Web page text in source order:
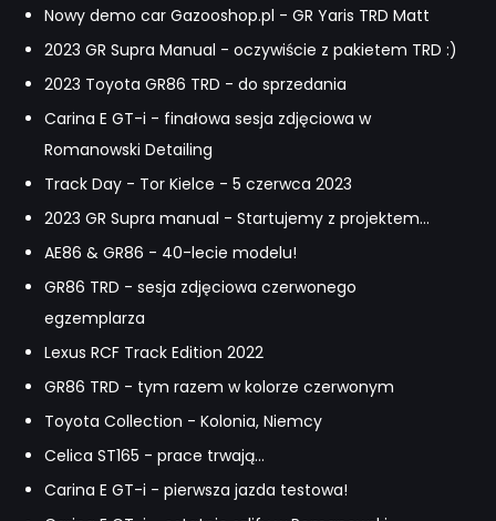
Nowy demo car Gazooshop.pl - GR Yaris TRD Matt
2023 GR Supra Manual - oczywiście z pakietem TRD :)
2023 Toyota GR86 TRD - do sprzedania
Carina E GT-i - finałowa sesja zdjęciowa w
Romanowski Detailing
Track Day - Tor Kielce - 5 czerwca 2023
2023 GR Supra manual - Startujemy z projektem...
AE86 & GR86 - 40-lecie modelu!
GR86 TRD - sesja zdjęciowa czerwonego
egzemplarza
Lexus RCF Track Edition 2022
GR86 TRD - tym razem w kolorze czerwonym
Toyota Collection - Kolonia, Niemcy
Celica ST165 - prace trwają...
Carina E GT-i - pierwsza jazda testowa!